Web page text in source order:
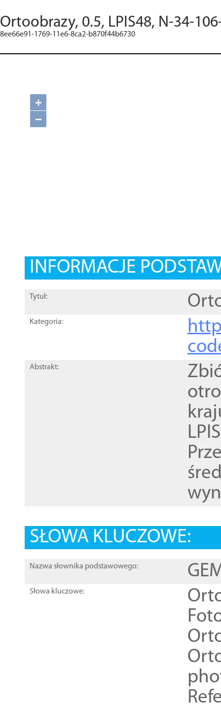
Ortoobrazy, 0.5, LPIS48, N-34-
8ee66e91-1769-11e6-8ca2-b870f44b6730
+
−
INFORMACJE
Tytuł:
Kategoria:
Abstrakt:
SŁOWA KLUCZOWE:
Nazwa słownika podstawowego:
Słowa kluczowe: